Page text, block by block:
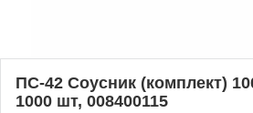
ПС-42 Соусник (комплект)
1000 шт, 008400115